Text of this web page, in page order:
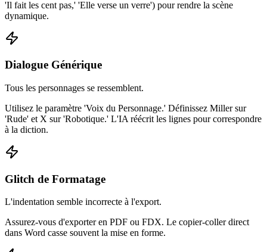
'Il fait les cent pas,' 'Elle verse un verre') pour rendre la scène
dynamique.
Dialogue Générique
Tous les personnages se ressemblent.
Utilisez le paramètre 'Voix du Personnage.' Définissez Miller sur
'Rude' et X sur 'Robotique.' L'IA réécrit les lignes pour correspondre
à la diction.
Glitch de Formatage
L'indentation semble incorrecte à l'export.
Assurez-vous d'exporter en PDF ou FDX. Le copier-coller direct
dans Word casse souvent la mise en forme.